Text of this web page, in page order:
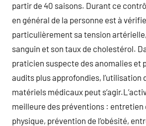
partir de 40 saisons. Durant ce
en général de la personne est à
particulièrement sa tension
sanguin et son taux de cholestérol.
praticien suspecte des anomalies et
audits plus approfondies, l’utilisation
matériels médicaux peut
meilleure des préventions : entretien
physique, prévention de l’obésité,